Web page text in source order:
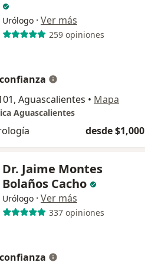
Urólogo · Ver más
259 opiniones
Aguascalientes • Mapa
Aguascalientes
desde $1,000
Dr. Jaime Montes
Bolaños Cacho
Urólogo · Ver más
337 opiniones